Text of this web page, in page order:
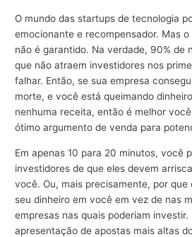
O mundo das startups de tecnologia
emocionante e recompensador. Mas
não é garantido. Na verdade, 90% de
que não atraem investidores nos
falhar. Então, se sua empresa
morte, e você está queimando
nenhuma receita, então é melhor
ótimo argumento de venda para
Em apenas 10 para 20 minutos, você
investidores de que eles devem
você. Ou, mais precisamente, por
seu dinheiro em você em vez de nas
empresas nas quais poderiam
apresentação de apostas mais altas